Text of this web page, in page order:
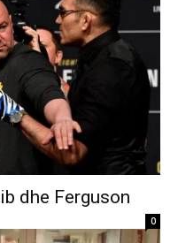
dhe Ferguson
0